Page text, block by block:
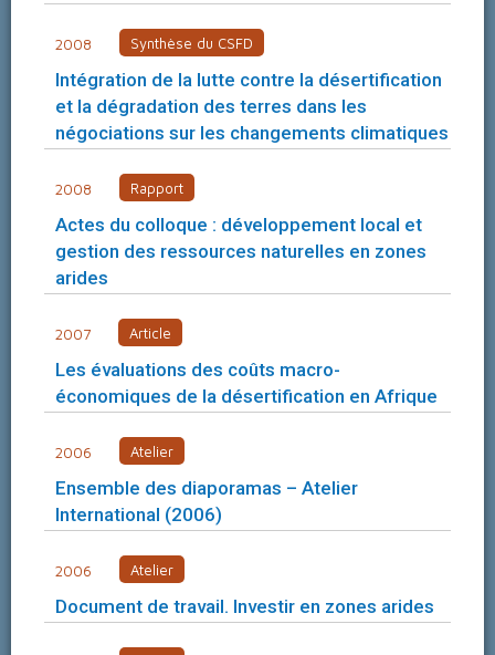
2008 Synthèse du CSFD
Intégration de la lutte contre la désertification
et la dégradation des terres dans les
négociations sur les changements climatiques
2008 Rapport
Actes du colloque : développement local et
gestion des ressources naturelles en zones
arides
2007 Article
Les évaluations des coûts macro-
économiques de la désertification en Afrique
2006 Atelier
Ensemble des diaporamas – Atelier
International (2006)
2006 Atelier
Document de travail. Investir en zones arides